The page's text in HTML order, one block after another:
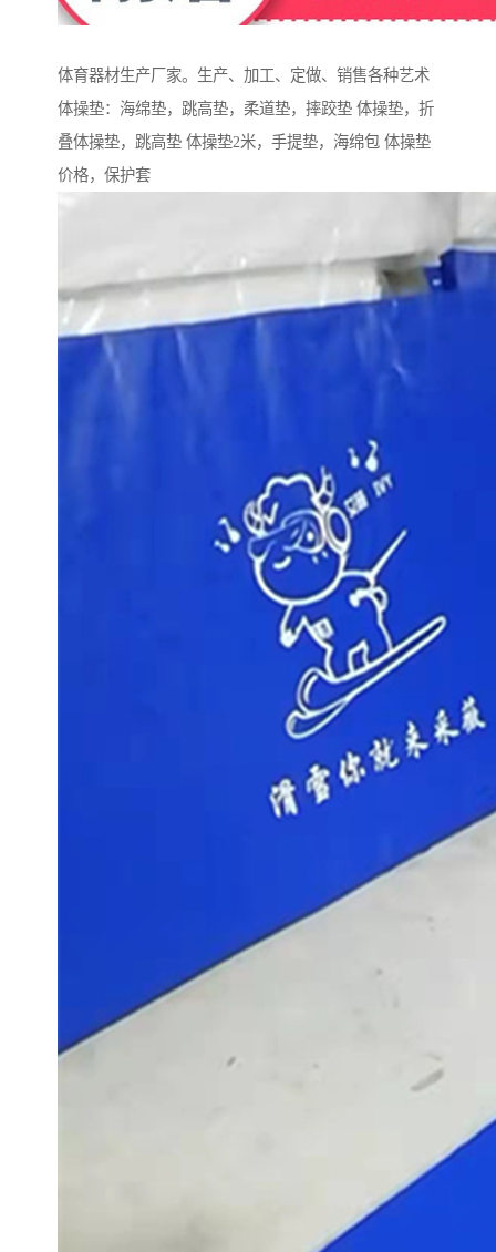
体育器材生产厂家。生产、加工、定做、销售各种艺术
体操垫：海绵垫，跳高垫，柔道垫，摔跤垫 体操垫，折
叠体操垫，跳高垫 体操垫2米，手提垫，海绵包 体操垫
价格，保护套